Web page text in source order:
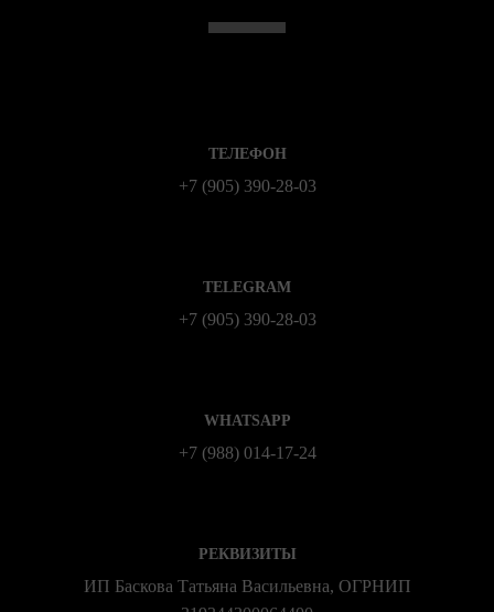
ТЕЛЕФОН
+7 (905) 390-28-03
TELEGRAM
+7 (905) 390-28-03
WHATSAPP
+7 (988) 014‑17‑24
РЕКВИЗИТЫ
ИП Баскова Татьяна Васильевна, ОГРНИП